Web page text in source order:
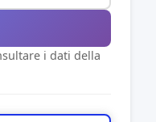
i dati della